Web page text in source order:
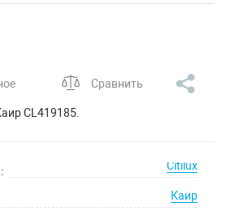
Сравнить
CL419185.
Citilux
Каир